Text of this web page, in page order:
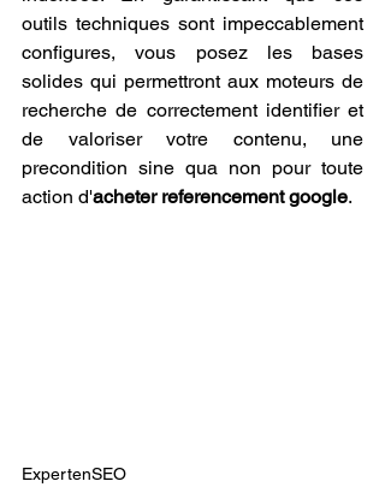
outils techniques sont impeccablement
configures, vous posez les bases
solides qui permettront aux moteurs de
recherche de correctement identifier et
de valoriser votre contenu, une
precondition sine qua non pour toute
action d'acheter referencement google.
ExpertenSEO